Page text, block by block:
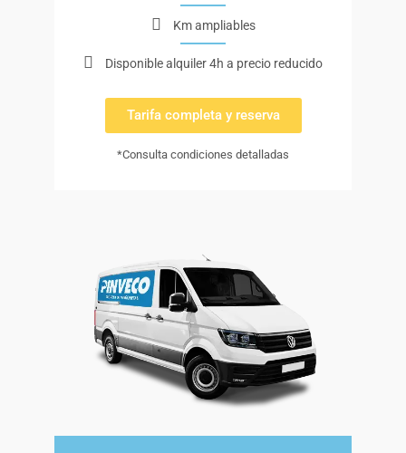
Km ampliables
Disponible alquiler 4h a precio reducido
Tarifa completa y reserva
*Consulta condiciones detalladas